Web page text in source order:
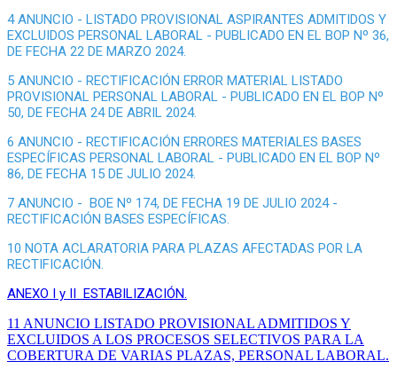
4 ANUNCIO - LISTADO PROVISIONAL ASPIRANTES ADMITIDOS Y
EXCLUIDOS PERSONAL LABORAL - PUBLICADO EN EL BOP Nº 36,
DE FECHA 22 DE MARZO 2024.
5 ANUNCIO - RECTIFICACIÓN ERROR MATERIAL LISTADO
PROVISIONAL PERSONAL LABORAL - PUBLICADO EN EL BOP Nº
50, DE FECHA 24 DE ABRIL 2024.
6 ANUNCIO - RECTIFICACIÓN ERRORES MATERIALES BASES
ESPECÍFICAS PERSONAL LABORAL - PUBLICADO EN EL BOP Nº
86, DE FECHA 15 DE JULIO 2024.
7 ANUNCIO - BOE Nº 174, DE FECHA 19 DE JULIO 2024 -
RECTIFICACIÓN BASES ESPECÍFICAS.
10 NOTA ACLARATORIA PARA PLAZAS AFECTADAS POR LA
RECTIFICACIÓN.
ANEXO I y II ESTABILIZACIÓN.
11 ANUNCIO LISTADO PROVISIONAL ADMITIDOS Y
EXCLUIDOS A LOS PROCESOS SELECTIVOS PARA LA
COBERTURA DE VARIAS PLAZAS, PERSONAL LABORAL.